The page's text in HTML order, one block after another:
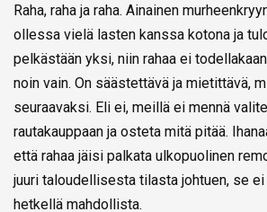
Raha, raha ja raha. Ainainen
ollessa vielä lasten kanssa kotona ja
pelkästään yksi, niin rahaa ei
noin vain. On säästettävä ja mietittävä,
seuraavaksi. Eli ei, meillä ei mennä
rautakauppaan ja osteta mitä pitää.
että rahaa jäisi palkata ulkopuolinen
juuri taloudellisesta tilasta johtuen, se ei
hetkellä mahdollista.